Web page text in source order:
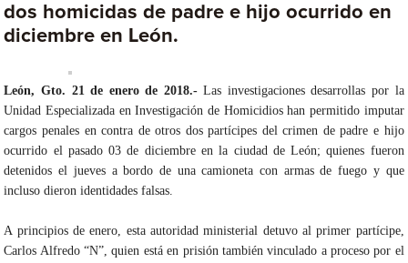
dos homicidas de padre e hijo ocurrido en
diciembre en León.
León, Gto. 21 de enero de 2018.-Las investigaciones desarrollas por la
Unidad Especializada en Investigación de Homicidios han permitido imputar
cargos penales en contra de otros dos partícipes del crimen de padre e hijo
ocurrido el pasado 03 de diciembre en la ciudad de León; quienes fueron
detenidos el jueves a bordo de una camioneta con armas de fuego y que
incluso dieron identidades falsas.
A principios de enero, esta autoridad ministerial detuvo al primer partícipe,
Carlos Alfredo “N”, quien está en prisión también vinculado a proceso por el